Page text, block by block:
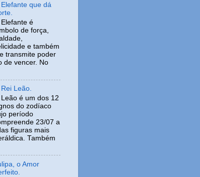
Elefante que dá
é
de força,
e também
transmite poder
de vencer. No
Leão.
Leão é um dos 12
do zodíaco
período
23/07 a
figuras mais
Também
o Amor